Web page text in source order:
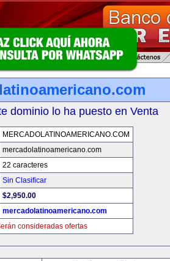
dominio lo ha puesto en Venta
MERCADOLATINOAMERICANO.COM
mercadolatinoamericano.com
22 caracteres
Sin Clasificar
$2,950.00
mercadolatinoamericano.com
consideradas ofertas